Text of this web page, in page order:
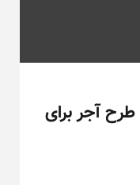
آجر برای